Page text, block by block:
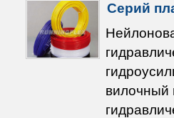
Серий
вилочный